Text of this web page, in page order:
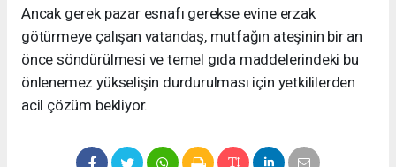
Ancak gerek pazar esnafı gerekse evine erzak
götürmeye çalışan vatandaş, mutfağın ateşinin bir an
önce söndürülmesi ve temel gıda maddelerindeki bu
önlenemez yükselişin durdurulması için yetkililerden
acil çözüm bekliyor.